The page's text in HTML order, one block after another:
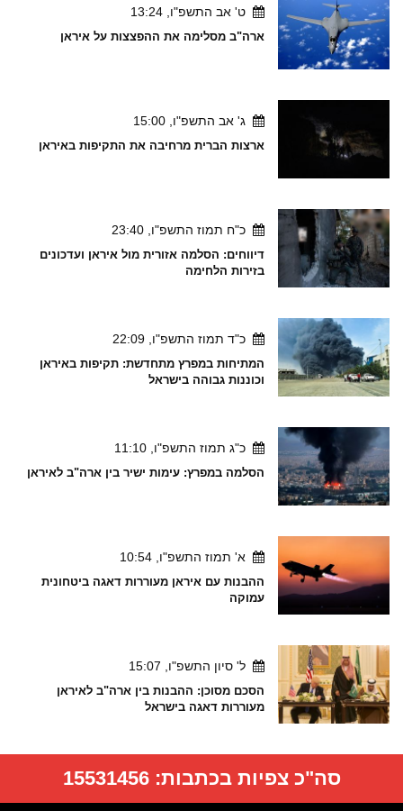
ט' אב התשפ"ו, 13:24
ארה"ב מסלימה את ההפצצות על איראן
ג' אב התשפ"ו, 15:00
ארצות הברית מרחיבה את התקיפות באיראן
כ"ח תמוז התשפ"ו, 23:40
דיווחים: הסלמה אזורית מול איראן ועדכונים
בזירות הלחימה
כ"ד תמוז התשפ"ו, 22:09
המתיחות במפרץ מתחדשת: תקיפות באיראן
וכוננות גבוהה בישראל
כ"ג תמוז התשפ"ו, 11:10
הסלמה במפרץ: עימות ישיר בין ארה"ב לאיראן
א' תמוז התשפ"ו, 10:54
ההבנות עם איראן מעוררות דאגה ביטחונית
עמוקה
ל' סיון התשפ"ו, 15:07
הסכם מסוכן: ההבנות בין ארה"ב לאיראן
מעוררות דאגה בישראל
סה"כ צפיות בכתבות:15531456